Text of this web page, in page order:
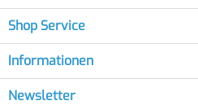
Shop Service
Informationen
Newsletter